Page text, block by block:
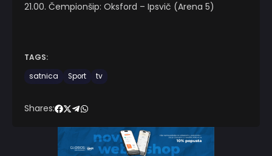
21.00. Čempionšip: Oksford – Ipsvič (Arena 5)
TAGS:
satnica
Sport tv
Shares: